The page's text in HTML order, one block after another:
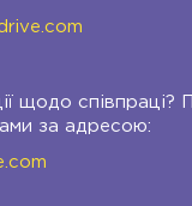
щодо співпраці?
за адресою: